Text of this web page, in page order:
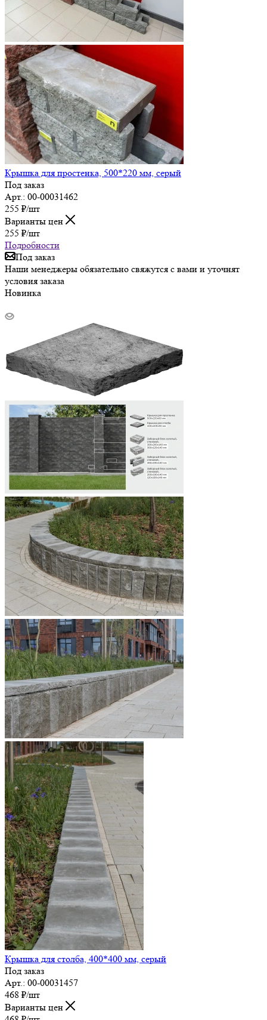
Крышка для простенка, 500*220 мм, серый
Под заказ
Арт.: 00-00031462
255 ₽/шт
Варианты цен
255 ₽/шт
Подробности
Под заказ
Наши менеджеры обязательно свяжутся с вами и уточнят
условия заказа
Новинка
Крышка для столба, 400*400 мм, серый
Под заказ
Арт.: 00-00031457
468 ₽/шт
Варианты цен